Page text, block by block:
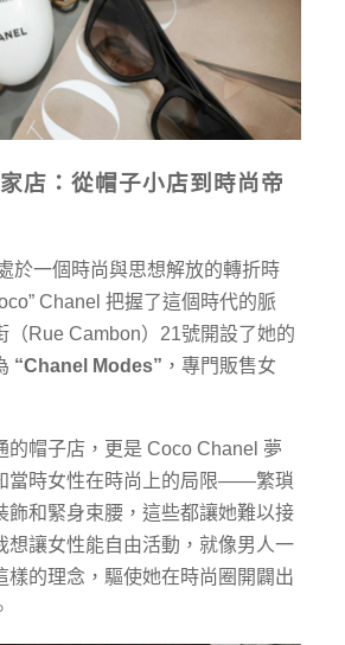
店：從帽子小店到時尚帝
於一個時尚與思想解放的轉折時
Chanel 把握了這個時代的脈
（Rue Cambon）21號開設了她的
“Chanel Modes” ，專門販售女
的帽子店，更是 Coco Chanel 夢
當時女性在時尚上的局限——繁瑣
飾和緊身束腰，這些都讓她難以接
想讓女性能自由活動，就像男人一
樣的理念，驅使她在時尚圈開闢出